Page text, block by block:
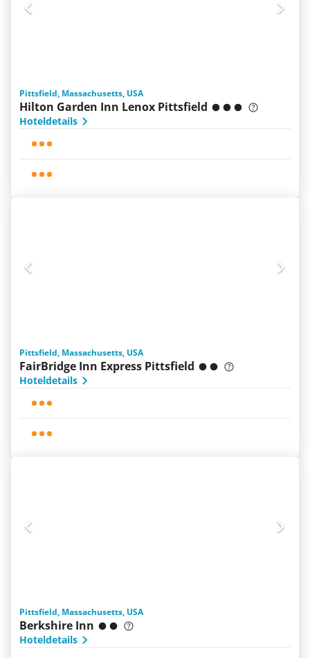
Pittsfield, Massachusetts, USA
Hilton Garden Inn Lenox Pittsfield
Hoteldetails
Pittsfield, Massachusetts, USA
FairBridge Inn Express Pittsfield
Hoteldetails
Pittsfield, Massachusetts, USA
Berkshire Inn
Hoteldetails